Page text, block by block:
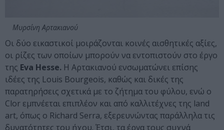
Μυρσίνη Αρτακιανού
Οι δύο εικαστικοί μοιράζονται κοινές αισθητικές αξίες,
οι ρίζες των οποίων μπορούν να εντοπιστούν στο έργο
της Eva Hesse. Η Αρτακιανού ενσωματώνει επίσης
ιδέες της Louis Bourgeois, καθώς και δικές της
παρατηρήσεις σχετικά με το ζήτημα του φύλου, ενώ ο
Clor εμπνέεται επιπλέον και από καλλιτέχνες της land
art, όπως ο Richard Serra, εξερευνώντας παράλληλα τις
δυνατότητες του ήχου. Έτσι, τα έργα τους συχνά